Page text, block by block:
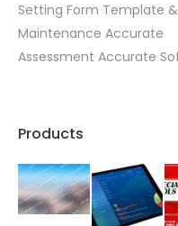
Setting Form Template
Maintenance Accurate
Assessment Accurate
Products